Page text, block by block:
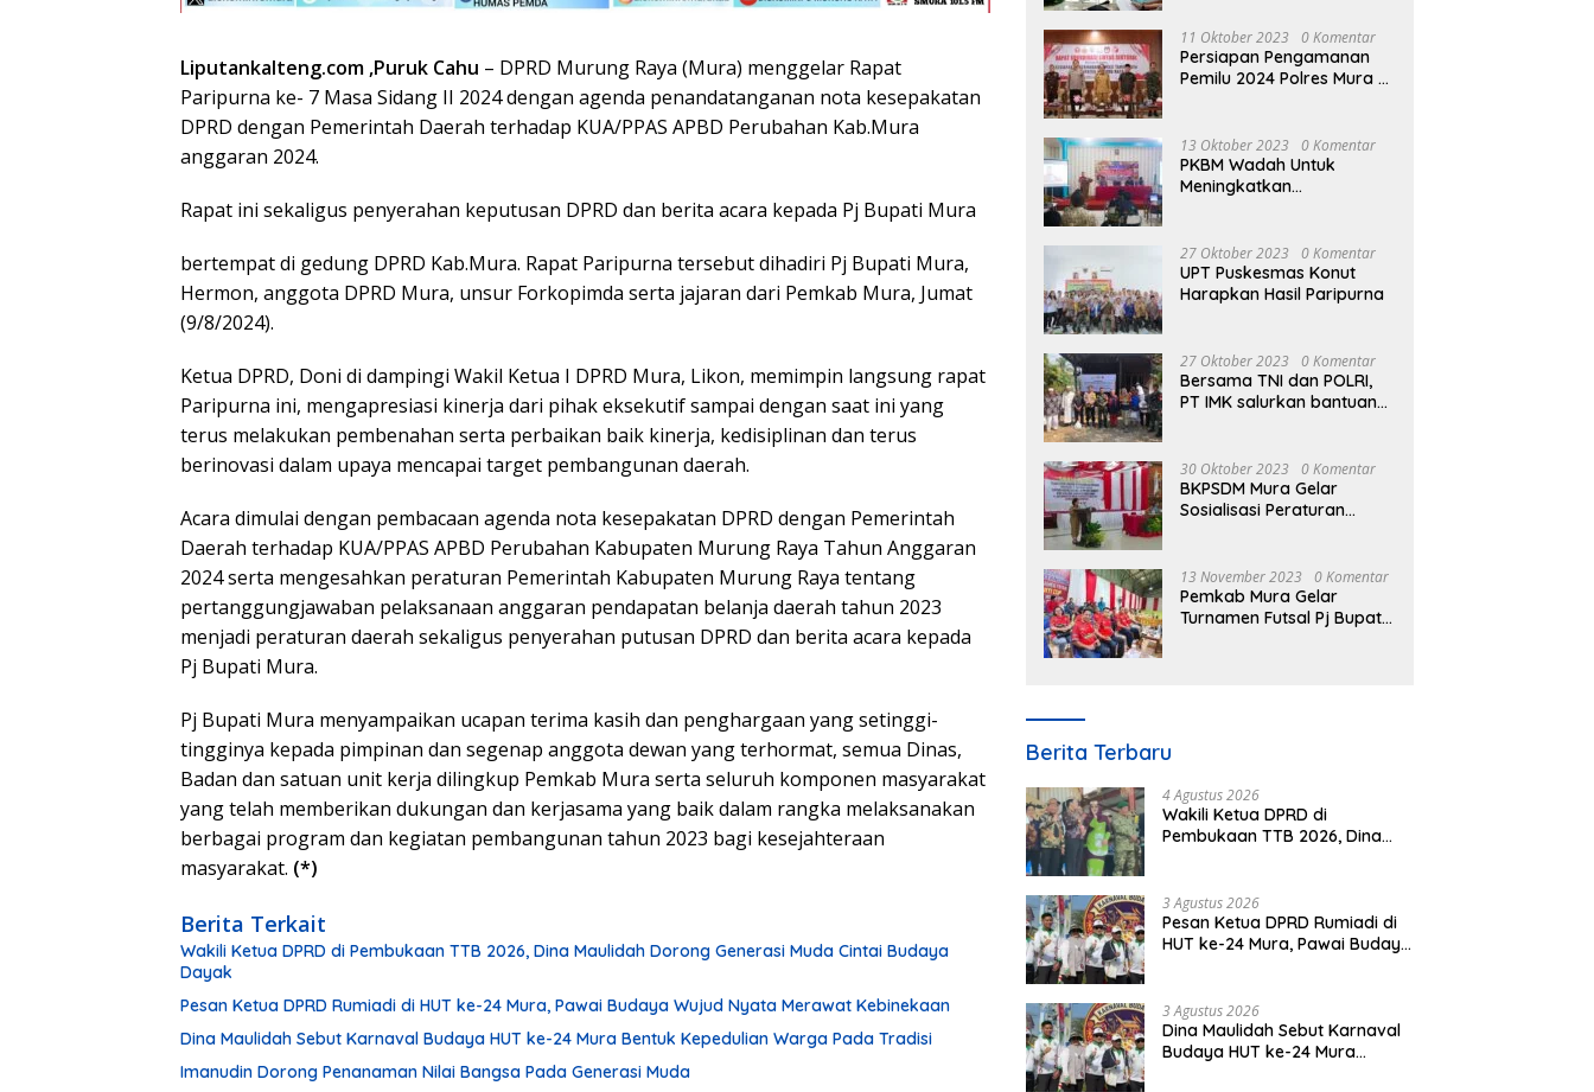
Liputankalteng.com ,Puruk Cahu – DPRD Murung Raya (Mura) menggelar Rapat
Paripurna ke- 7 Masa Sidang II 2024 dengan agenda penandatanganan nota kesepakatan
DPRD dengan Pemerintah Daerah terhadap KUA/PPAS APBD Perubahan Kab.Mura
anggaran 2024.
Rapat ini sekaligus penyerahan keputusan DPRD dan berita acara kepada Pj Bupati Mura
bertempat di gedung DPRD Kab.Mura. Rapat Paripurna tersebut dihadiri Pj Bupati Mura,
Hermon, anggota DPRD Mura, unsur Forkopimda serta jajaran dari Pemkab Mura, Jumat
(9/8/2024).
Ketua DPRD, Doni di dampingi Wakil Ketua I DPRD Mura, Likon, memimpin langsung rapat
Paripurna ini, mengapresiasi kinerja dari pihak eksekutif sampai dengan saat ini yang
terus melakukan pembenahan serta perbaikan baik kinerja, kedisiplinan dan terus
berinovasi dalam upaya mencapai target pembangunan daerah.
Acara dimulai dengan pembacaan agenda nota kesepakatan DPRD dengan Pemerintah
Daerah terhadap KUA/PPAS APBD Perubahan Kabupaten Murung Raya Tahun Anggaran
2024 serta mengesahkan peraturan Pemerintah Kabupaten Murung Raya tentang
pertanggungjawaban pelaksanaan anggaran pendapatan belanja daerah tahun 2023
menjadi peraturan daerah sekaligus penyerahan putusan DPRD dan berita acara kepada
Pj Bupati Mura.
Pj Bupati Mura menyampaikan ucapan terima kasih dan penghargaan yang setinggi-
tingginya kepada pimpinan dan segenap anggota dewan yang terhormat, semua Dinas,
Badan dan satuan unit kerja dilingkup Pemkab Mura serta seluruh komponen masyarakat
yang telah memberikan dukungan dan kerjasama yang baik dalam rangka melaksanakan
berbagai program dan kegiatan pembangunan tahun 2023 bagi kesejahteraan
masyarakat. (*)
Berita Terkait
Wakili Ketua DPRD di Pembukaan TTB 2026, Dina Maulidah Dorong Generasi Muda Cintai Budaya
Dayak
Pesan Ketua DPRD Rumiadi di HUT ke-24 Mura, Pawai Budaya Wujud Nyata Merawat Kebinekaan
Dina Maulidah Sebut Karnaval Budaya HUT ke-24 Mura Bentuk Kepedulian Warga Pada Tradisi
Imanudin Dorong Penanaman Nilai Bangsa Pada Generasi Muda
Perubahan 2023
11 Oktober 2023 0 Komentar
Persiapan Pengamanan
Pemilu 2024 Polres Mura
13 Oktober 2023 0 Komentar
PKBM Wadah Untuk
Meningkatkan
Dalam Bidang Ekonomi
27 Oktober 2023 0 Komentar
UPT Puskesmas Konut
Harapkan Hasil Paripurna
27 Oktober 2023 0 Komentar
Bersama TNI dan POLRI,
PT IMK salurkan bantuan
30 Oktober 2023 0 Komentar
BKPSDM Mura Gelar
Sosialisasi Peraturan
13 November 2023 0 Komentar
Pemkab Mura Gelar
Turnamen Futsal Pj Bupati
Berita Terbaru
4 Agustus 2026
Wakili Ketua DPRD di
Pembukaan TTB 2026, Dina
3 Agustus 2026
Pesan Ketua DPRD Rumiadi di
HUT ke-24 Mura, Pawai Budaya
3 Agustus 2026
Dina Maulidah Sebut Karnaval
Budaya HUT ke-24 Mura